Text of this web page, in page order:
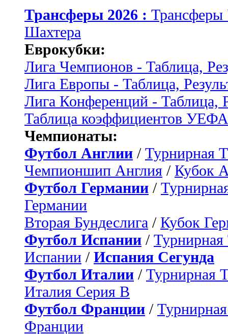
Трансферы 2026 :
Шахтера
Еврокубки:
Лига Чемпионов - Таблица,
Лига Европы - Таблица,
Лига Конференций - Таблица,
Таблица коэффициентов УЕФА
Чемпионаты:
Футбол Англии / Турнирная
Чемпионшип Англия / Кубок
Футбол Германии /
Германии
Вторая Бундеслига / Кубок
Футбол Испании / Турнирная
Испании / Испания Сегунда
Футбол Италии / Турнирная
Италия Серия B
Футбол Франции /
Франции